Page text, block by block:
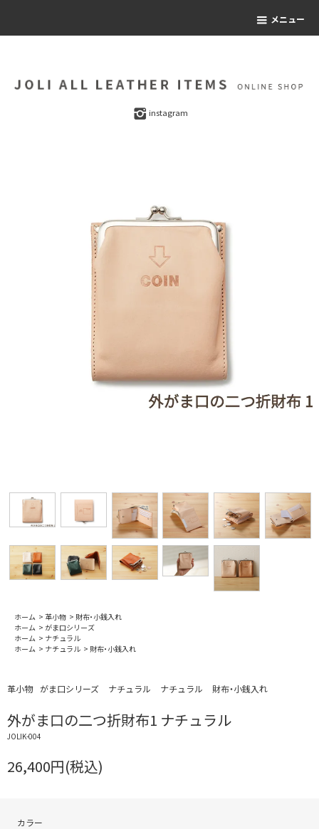
メニュー
instagram
ホーム > 革小物 > 財布・小銭入れ
ホーム > がま口シリーズ
ホーム > ナチュラル
ホーム > ナチュラル > 財布・小銭入れ
革小物 がま口シリーズ ナチュラル ナチュラル 財布・小銭入れ
外がま口の二つ折財布1 ナチュラル
JOLIK-004
26,400円(税込)
カラー